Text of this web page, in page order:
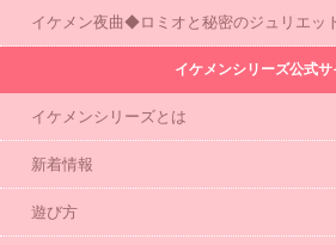
イケメン夜曲◆ロミオと秘密のジュリエッ
イケメンシリーズ公式サ
イケメンシリーズとは
新着情報
遊び方